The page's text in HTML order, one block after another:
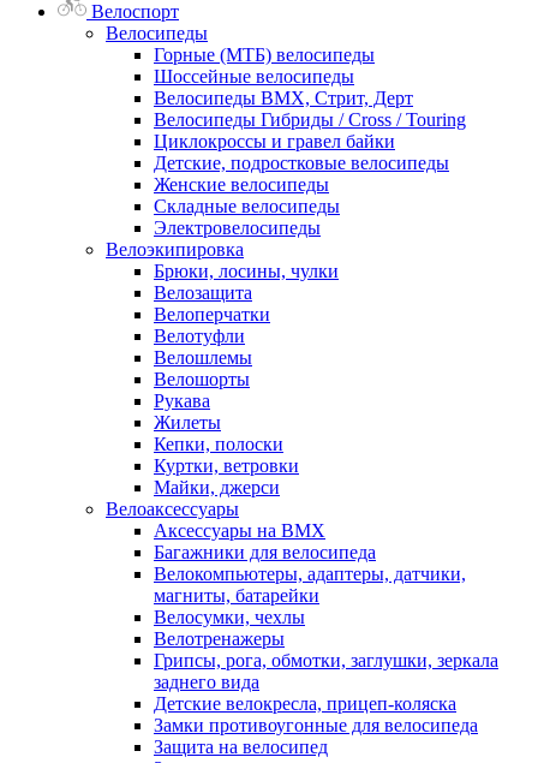
Велоспорт
Велосипеды
Горные (МТБ) велосипеды
Шоссейные велосипеды
Велосипеды BMX, Стрит, Дерт
Велосипеды Гибриды / Cross / Touring
Циклокроссы и гравел байки
Детские, подростковые велосипеды
Женские велосипеды
Складные велосипеды
Электровелосипеды
Велоэкипировка
Брюки, лосины, чулки
Велозащита
Велоперчатки
Велотуфли
Велошлемы
Велошорты
Рукава
Жилеты
Кепки, полоски
Куртки, ветровки
Майки, джерси
Велоаксессуары
Аксессуары на BMX
Багажники для велосипеда
Велокомпьютеры, адаптеры, датчики,
магниты, батарейки
Велосумки, чехлы
Велотренажеры
Грипсы, рога, обмотки, заглушки, зеркала
заднего вида
Детские велокресла, прицеп-коляска
Замки противоугонные для велосипеда
Защита на велосипед